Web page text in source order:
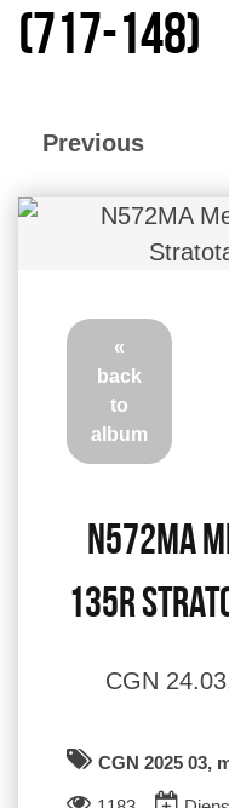
(717-148)
Previous
«
back
to
album
N572MA
135R
CGN
CGN 2025 03,